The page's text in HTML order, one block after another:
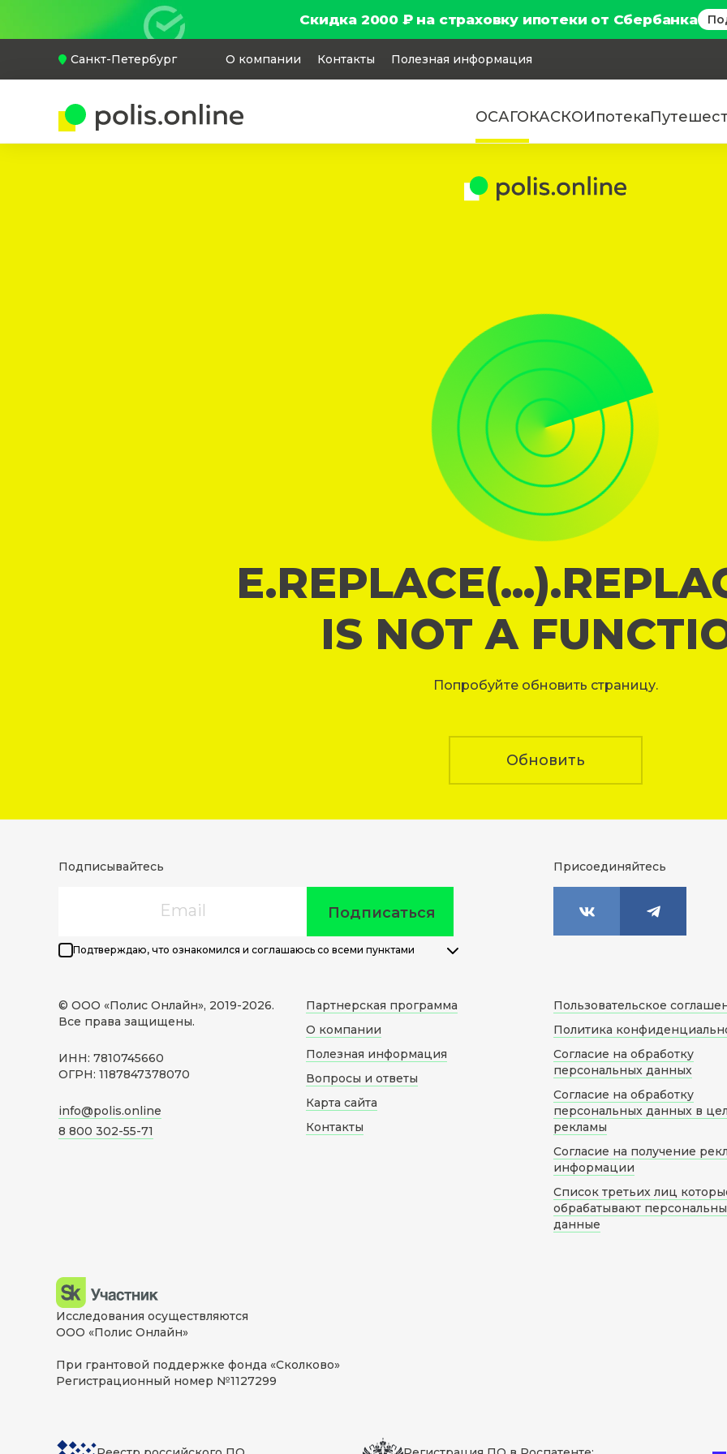
Скидка 2000 ₽ на страховку ипотеки от Сбербанка
Санкт-Петербург О компании Контакты Полезная информация
ОСАГОКАСКОИпотека
IS NOT A
Попробуйте обновить страницу.
Обновить
Подписывайтесь
Подписаться
Подтверждаю, что ознакомился и соглашаюсь со всеми пунктами
Присоединяйтесь
© ООО «Полис Онлайн», 2019-2026.
Все права защищены.
ИНН: 7810745660
ОГРН: 1187847378070
info@polis.online
8 800 302-55-71
Партнерская программа
О компании
Полезная информация
Вопросы и ответы
Карта сайта
Контакты
Пользовательское
Политика
Согласие на обработку
персональных данных
Согласие на обработку
персональных данных в
рекламы
Согласие на получение
информации
Список третьих лиц
обрабатывают
данные
Исследования осуществляются
ООО «Полис Онлайн»
При грантовой поддержке фонда «Сколково»
Регистрационный номер №1127299